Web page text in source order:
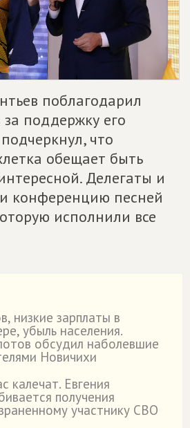
поблагодарил
поддержку его
что
обещает быть
Делегаты и
конференцию песней
исполнили все
низкие зарплаты в
убыль населения.
обсудил наболевшие
Новичихи
калечат. Евгения
получения
участнику СВО